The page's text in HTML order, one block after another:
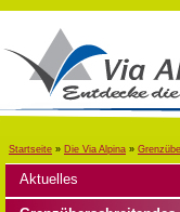
Startseite » Die Via Alpina »
Aktuelles